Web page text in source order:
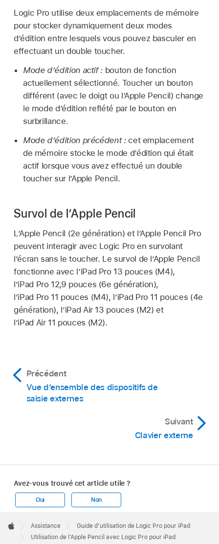
Logic Pro utilise deux emplacements de mémoire
pour stocker dynamiquement deux modes
d’édition entre lesquels vous pouvez basculer en
effectuant un double toucher.
Mode d’édition actif : bouton de fonction
actuellement sélectionné. Toucher un bouton
différent (avec le doigt ou l’Apple Pencil) change
le mode d’édition reflété par le bouton en
surbrillance.
Mode d’édition précédent :cet emplacement
de mémoire stocke le mode d’édition qui était
actif lorsque vous avez effectué un double
toucher sur l’Apple Pencil.
Survol de l’Apple Pencil
L’Apple Pencil (2e génération) et l’Apple Pencil Pro
peuvent interagir avec Logic Pro en survolant
l’écran sans le toucher. Le survol de l’Apple Pencil
fonctionne avec l’iPad Pro 13 pouces (M4),
l’iPad Pro 12,9 pouces (6e génération),
l’iPad Pro 11 pouces (M4), l’iPad Pro 11 pouces (4e
génération), l’iPad Air 13 pouces (M2) et
l’iPad Air 11 pouces (M2).
Précédent
Vue d’ensemble des dispositifs de
saisie externes
Suivant
Clavier externe
Avez-vous trouvé cet article utile ?
Oui Non
Footer

Apple
Assistance
Guide d’utilisation de Logic Pro pour iPad
Utilisation de l’Apple Pencil avec Logic Pro pour iPad